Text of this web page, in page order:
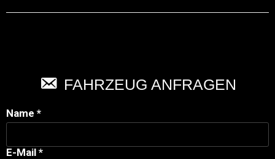
FAHRZEUG ANFRAGEN
Name *
E-Mail *